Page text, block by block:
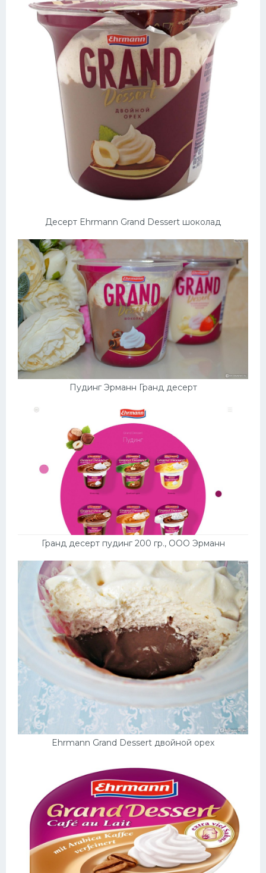
Десерт Ehrmann Grand Dessert шоколад
Пудинг Эрманн Гранд десерт
Гранд десерт пудинг 200 гр., ООО Эрманн
Ehrmann Grand Dessert двойной орех